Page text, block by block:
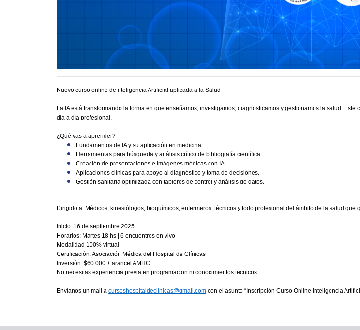
Nuevo curso online de nteligencia Artificial aplicada a la Salud
La IA está transformando la forma en que enseñamos, investigamos, diagnosticamos y gestionamos la salud.
día a día profesional.
¿Qué vas a aprender?
Fundamentos de IA y su aplicación en medicina.
Herramientas para búsqueda y análisis crítico de bibliografía científica.
Creación de presentaciones e imágenes médicas con IA.
Aplicaciones clínicas para apoyo al diagnóstico y toma de decisiones.
Gestión sanitaria optimizada con tableros de control y análisis de datos.
Dirigido a: Médicos, kinesiólogos, bioquímicos, enfermeros, técnicos y todo profesional del ámbito de la salud que
Inicio: 16 de septiembre 2025
Horarios: Martes 18 hs | 6 encuentros en vivo
Modalidad 100% virtual
Certificación: Asociación Médica del Hospital de Clínicas
Inversión: $60.000 + arancel AMHC
No necesitás experiencia previa en programación ni conocimientos técnicos.
Envíanos un mail a cursoshospitaldeclinicas@gmail.com con el asunto “Inscripción Curso Online Inteligencia